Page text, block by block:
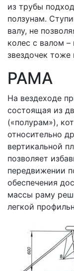
из трубы
ползунам.
валу, не
колес с валом
звездочек тоже
РАМА
На вездеходе
состоящая из
(«полурам»),
относительно
вертикальной
позволяет
передвижении
обеспечения
массы раму
легкой